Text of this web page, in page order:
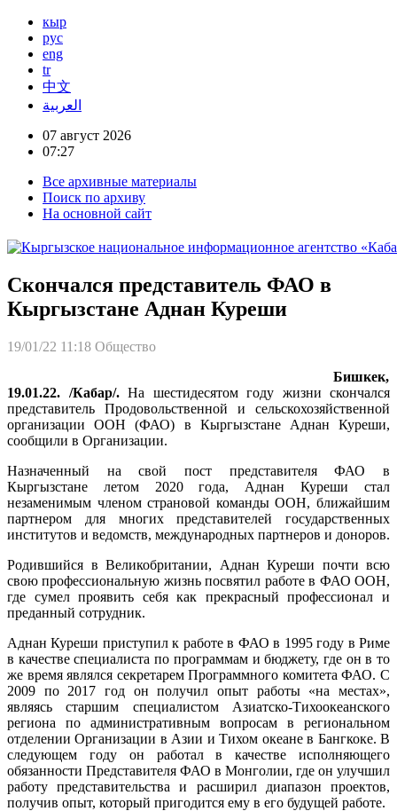
кыр
рус
eng
tr
中文
العربية
07 август 2026
07:27
Все архивные материалы
Поиск по архиву
На основной сайт
Скончался представитель ФАО в
Кыргызстане Аднан Куреши
19/01/22 11:18 Общество
Бишкек,
19.01.22. /Кабар/.На шестидесятом году жизни скончался
представитель Продовольственной и сельскохозяйственной
организации ООН (ФАО) в Кыргызстане Аднан Куреши,
сообщили в Организации.
Назначенный на свой пост представителя ФАО в
Кыргызстане летом 2020 года, Аднан Куреши стал
незаменимым членом страновой команды ООН, ближайшим
партнером для многих представителей государственных
институтов и ведомств, международных партнеров и доноров.
Родившийся в Великобритании, Аднан Куреши почти всю
свою профессиональную жизнь посвятил работе в ФАО ООН,
где сумел проявить себя как прекрасный профессионал и
преданный сотрудник.
Аднан Куреши приступил к работе в ФАО в 1995 году в Риме
в качестве специалиста по программам и бюджету, где он в то
же время являлся секретарем Программного комитета ФАО. С
2009 по 2017 год он получил опыт работы «на местах»,
являясь старшим специалистом Азиатско-Тихоокеанского
региона по административным вопросам в региональном
отделении Организации в Азии и Тихом океане в Бангкоке. В
следующем году он работал в качестве исполняющего
обязанности Представителя ФАО в Монголии, где он улучшил
работу представительства и расширил диапазон проектов,
получив опыт, который пригодится ему в его будущей работе.